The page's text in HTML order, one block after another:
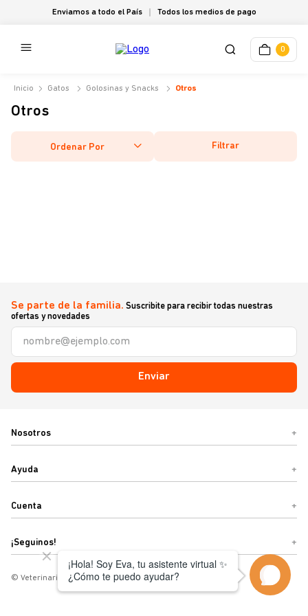
Enviamos a todo el País Todos los medios de pago
0
Gatos Golosinas y Snacks Otros
Otros
Ordenar Por Filtrar
Se parte de la familia. Suscribite para recibir todas nuestras
ofertas y novedades
Enviar
Nosotros +
Ayuda +
Cuenta +
¡Seguinos! +
© Veterinaria Sebastián o Términos y condiciones